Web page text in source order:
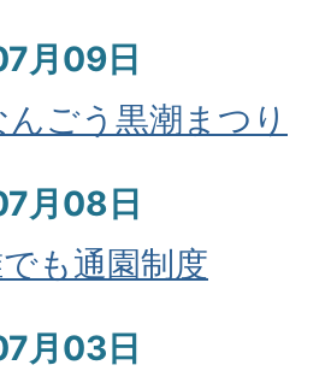
月09日
ごう黒潮まつり
月08日
も通園制度
月03日